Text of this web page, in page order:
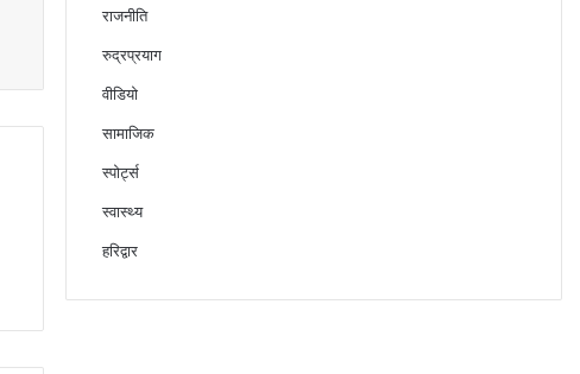
राजनीति
रुद्रप्रयाग
वीडियो
सामाजिक
स्पोर्ट्स
स्वास्थ्य
हरिद्वार